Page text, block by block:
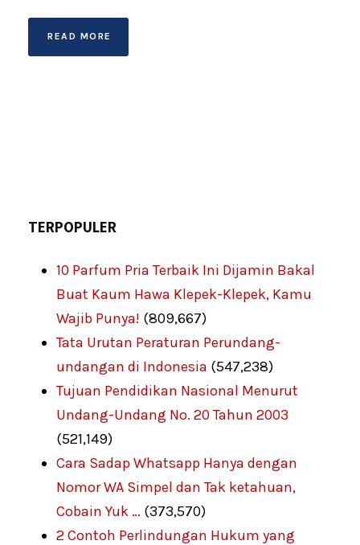
READ MORE
TERPOPULER
10 Parfum Pria Terbaik Ini Dijamin Bakal
Buat Kaum Hawa Klepek-Klepek, Kamu
Wajib Punya! (809,667)
Tata Urutan Peraturan Perundang-
undangan di Indonesia (547,238)
Tujuan Pendidikan Nasional Menurut
Undang-Undang No. 20 Tahun 2003
(521,149)
Cara Sadap Whatsapp Hanya dengan
Nomor WA Simpel dan Tak ketahuan,
Cobain Yuk … (373,570)
2 Contoh Perlindungan Hukum yang